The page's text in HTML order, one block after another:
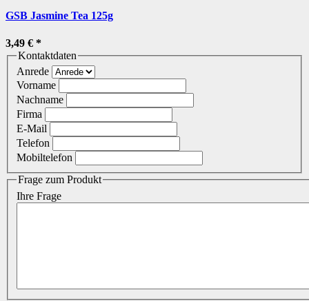
GSB Jasmine Tea 125g
3,49 € *
Kontaktdaten
Anrede
Vorname
Nachname
Firma
E-Mail
Telefon
Mobiltelefon
Frage zum Produkt
Ihre Frage